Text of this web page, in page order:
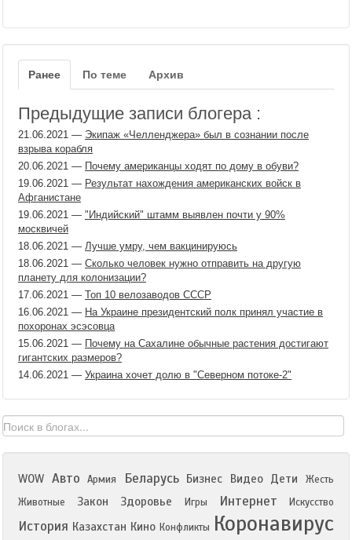
Ранее По теме Архив
Предыдущие записи блогера :
21.06.2021 — Экипаж «Челленджера» был в сознании после
взрыва корабля
20.06.2021 — Почему американцы ходят по дому в обуви?
19.06.2021 — Результат нахождения американских войск в
Афганистане
19.06.2021 — "Индийский" штамм выявлен почти у 90%
москвичей
18.06.2021 — Лучше умру, чем вакцинируюсь
18.06.2021 — Сколько человек нужно отправить на другую
планету для колонизации?
17.06.2021 — Топ 10 велозаводов СССР
16.06.2021 — На Украине президентский полк принял участие в
похоронах эсэсовца
15.06.2021 — Почему на Сахалине обычные растения достигают
гигантских размеров?
14.06.2021 — Украина хочет долю в "Северном потоке-2"
WOW Авто Армия Беларусь Бизнес Видео Дети
Жесть
Животные
Закон Здоровье Игры Интернет Искусство
История Казахстан Кино Конфликты Коронавирус